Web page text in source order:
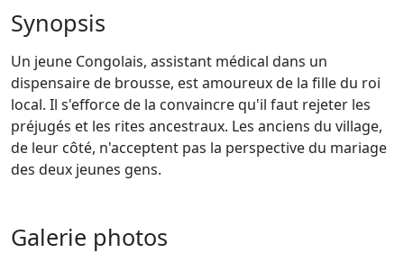
Synopsis
Un jeune Congolais, assistant médical dans un
dispensaire de brousse, est amoureux de la fille du roi
local. Il s'efforce de la convaincre qu'il faut rejeter les
préjugés et les rites ancestraux. Les anciens du village,
de leur côté, n'acceptent pas la perspective du mariage
des deux jeunes gens.
Galerie photos